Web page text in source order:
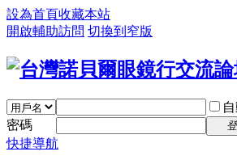
設為首頁收藏本站
開啟輔助訪問 切換到窄版
密碼
快捷導航